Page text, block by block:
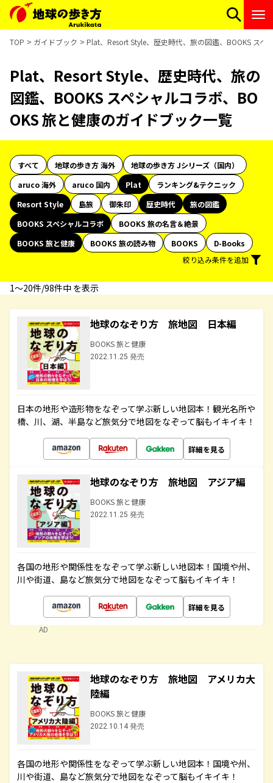
TOP ガイドブック Plat、Resort Style、歴史時代、旅の図鑑、BOOKS スペ
Plat、Resort Style、歴史時代、旅の
図鑑、BOOKS スペシャルコラボ、BO
OKS 旅と健康のガイドブック一覧
すべて 地球の歩き方 海外
地球の歩き方 Jシリーズ（国内）
aruco 海外
aruco 国内 Plat
ランキング&テクニック
Resort Style
島旅 御朱印 歴史時代
旅の図鑑
BOOKS スペシャルコラボ
BOOKS 旅の名言＆絶景
BOOKS 旅と健康
BOOKS 旅の読み物 BOOKS
D-Books
絞り込み条件を追加
1〜20件/98件中 を表示
地球のなぞり方 旅地図 日本編
BOOKS 旅と健康
2022.11.25 発売
日本の地形や造形物をなぞって学ぶ新しい地図本！観光名所や
橋、川、湖、半島など旅気分で地図をなぞって脳もイキイキ！
詳細を見る
地球のなぞり方 旅地図 アジア編
BOOKS 旅と健康
2022.11.25 発売
各国の地形や関係性をなぞって学ぶ新しい地図本！国境や州、
川や街道、島など旅気分で地図をなぞって脳もイキイキ！
詳細を見る
AD
地球のなぞり方 旅地図 アメリカ大
陸編
BOOKS 旅と健康
2022.10.14 発売
各国の地形や関係性をなぞって学ぶ新しい地図本！国境や州、
川や街道、島など旅気分で地図をなぞって脳もイキイキ！